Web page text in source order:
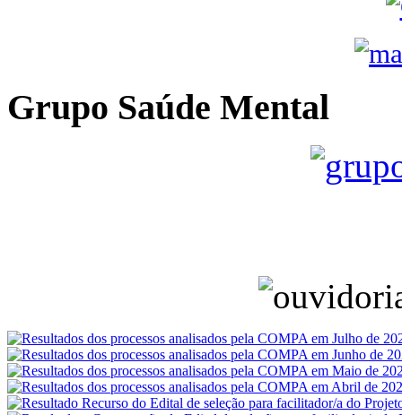
Grupo Saúde Mental